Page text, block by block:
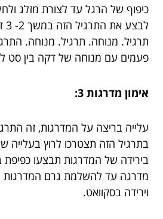
כיפוף של הרגל עד לצורת מזלג
פעמים עם מנוחה של דקה בין סט
אימון מדרגות 3:
עלייה בריצה על המדרגות, זה
בתרגיל הזה תצטרכו לרוץ בעלייה
בירידה של המדרגות תבצעו כפיפת
מדרגה עד להשלמת גרם המדרגות
וירידה בסקוואט.